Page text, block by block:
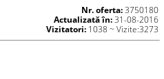
Nr. oferta:3750180
Actualizată în:31-08-2016
Vizitatori: 1038 ~ Vizite:3273